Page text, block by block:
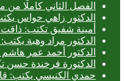
الفصل الثاني كاملًا
الدكتور زاهي حواس
أمينة شفيق تكتب: ذاقت
الدكتور مراد وهبة
الدكتور أحمد عمر
الدكتورة فرخندة حسن
حمدي الكنيسي يكتب: